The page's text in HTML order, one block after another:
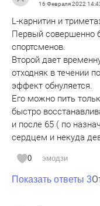
16 Февраля 2022
L-карнитин и
Первый совершенно
спортсменов.
Второй дает
отходняк в течении
эффект обнуляется.
Его можно пить
быстро
и после 65 ( по
сердцем и некуда
0 эмодзи
Показать ответы 3